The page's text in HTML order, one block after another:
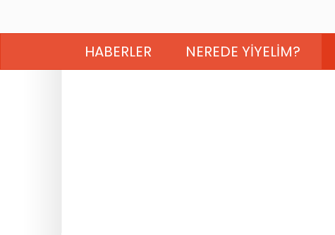
HABERLER NEREDE YIYELIM?